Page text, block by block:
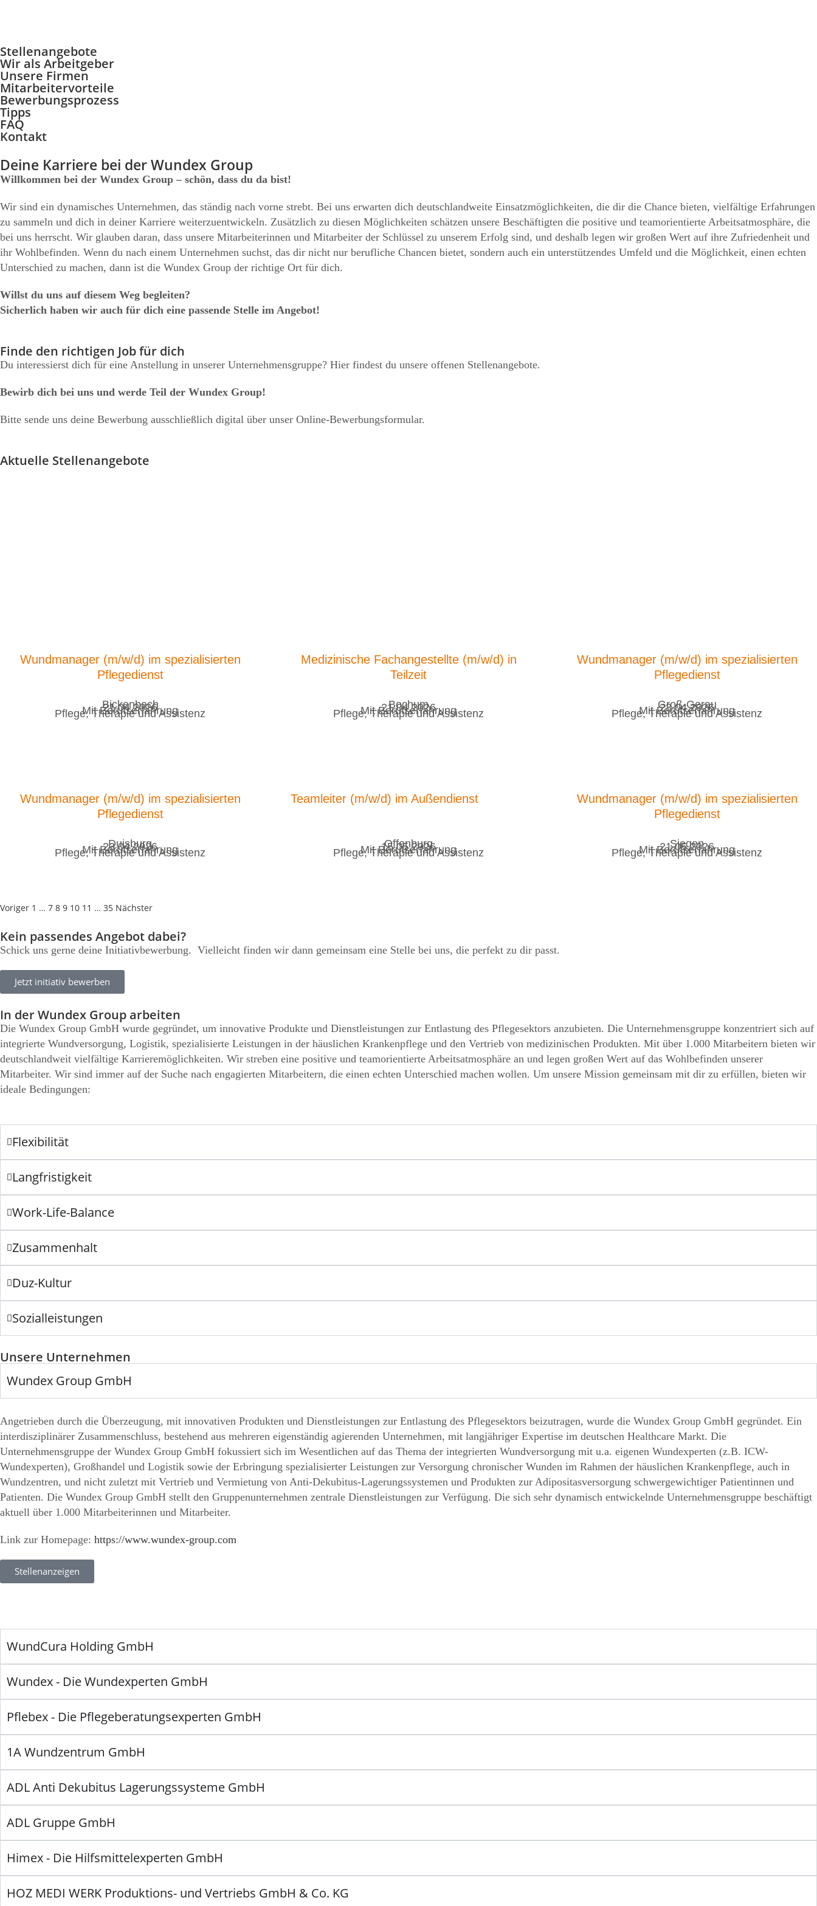
Stellenangebote
Wir als Arbeitgeber
Unsere Firmen
Mitarbeitervorteile
Bewerbungsprozess
Tipps
FAQ
Kontakt
Deine Karriere bei der Wundex Group
Willkommen bei der Wundex Group – schön, dass du da bist!
Wir sind ein dynamisches Unternehmen, das ständig nach vorne strebt. Bei uns erwarten dich deutschlandweite Einsatzmöglichkeiten, die dir die Chance bieten, vielfältige Erfahrungen
zu sammeln und dich in deiner Karriere weiterzuentwickeln. Zusätzlich zu diesen Möglichkeiten schätzen unsere Beschäftigten die positive und teamorientierte Arbeitsatmosphäre, die
bei uns herrscht. Wir glauben daran, dass unsere Mitarbeiterinnen und Mitarbeiter der Schlüssel zu unserem Erfolg sind, und deshalb legen wir großen Wert auf ihre Zufriedenheit und
ihr Wohlbefinden. Wenn du nach einem Unternehmen suchst, das dir nicht nur berufliche Chancen bietet, sondern auch ein unterstützendes Umfeld und die Möglichkeit, einen echten
Unterschied zu machen, dann ist die Wundex Group der richtige Ort für dich.
Willst du uns auf diesem Weg begleiten?
Sicherlich haben wir auch für dich eine passende Stelle im Angebot!
Finde den richtigen Job für dich
Du interessierst dich für eine Anstellung in unserer Unternehmensgruppe? Hier findest du unsere offenen Stellenangebote.
Bewirb dich bei uns und werde Teil der Wundex Group!
Bitte sende uns deine Bewerbung ausschließlich digital über unser Online-Bewerbungsformular.
Aktuelle Stellenangebote
Wundmanager (m/w/d) im spezialisierten
Pflegedienst
Bickenbach
21.04.2026
Mit Berufserfahrung
Pflege, Therapie und Assistenz
Medizinische Fachangestellte (m/w/d) in
Teilzeit
Bochum
21.04.2026
Mit Berufserfahrung
Pflege, Therapie und Assistenz
Wundmanager (m/w/d) im spezialisierten
Pflegedienst
Groß-Gerau
23.04.2026
Mit Berufserfahrung
Pflege, Therapie und Assistenz
Wundmanager (m/w/d) im spezialisierten
Pflegedienst
Duisburg
23.04.2026
Mit Berufserfahrung
Pflege, Therapie und Assistenz
Teamleiter (m/w/d) im Außendienst
Offenburg
15.05.2026
Mit Berufserfahrung
Pflege, Therapie und Assistenz
Wundmanager (m/w/d) im spezialisierten
Pflegedienst
Siegen
21.05.2026
Mit Berufserfahrung
Pflege, Therapie und Assistenz
Voriger 1 … 7 8 9 10 11 … 35 Nächster
Kein passendes Angebot dabei?
Schick uns gerne deine Initiativbewerbung. Vielleicht finden wir dann gemeinsam eine Stelle bei uns, die perfekt zu dir passt.
Jetzt initiativ bewerben
In der Wundex Group arbeiten
Die Wundex Group GmbH wurde gegründet, um innovative Produkte und Dienstleistungen zur Entlastung des Pflegesektors anzubieten. Die Unternehmensgruppe konzentriert sich auf
integrierte Wundversorgung, Logistik, spezialisierte Leistungen in der häuslichen Krankenpflege und den Vertrieb von medizinischen Produkten. Mit über 1.000 Mitarbeitern bieten wir
deutschlandweit vielfältige Karrieremöglichkeiten. Wir streben eine positive und teamorientierte Arbeitsatmosphäre an und legen großen Wert auf das Wohlbefinden unserer
Mitarbeiter. Wir sind immer auf der Suche nach engagierten Mitarbeitern, die einen echten Unterschied machen wollen. Um unsere Mission gemeinsam mit dir zu erfüllen, bieten wir
ideale Bedingungen:
Flexibilität
Langfristigkeit
Work-Life-Balance
Zusammenhalt
Duz-Kultur
Sozialleistungen
Unsere Unternehmen
Wundex Group GmbH
Angetrieben durch die Überzeugung, mit innovativen Produkten und Dienstleistungen zur Entlastung des Pflegesektors beizutragen, wurde die Wundex Group GmbH gegründet. Ein
interdisziplinärer Zusammenschluss, bestehend aus mehreren eigenständig agierenden Unternehmen, mit langjähriger Expertise im deutschen Healthcare Markt. Die
Unternehmensgruppe der Wundex Group GmbH fokussiert sich im Wesentlichen auf das Thema der integrierten Wundversorgung mit u.a. eigenen Wundexperten (z.B. ICW-
Wundexperten), Großhandel und Logistik sowie der Erbringung spezialisierter Leistungen zur Versorgung chronischer Wunden im Rahmen der häuslichen Krankenpflege, auch in
Wundzentren, und nicht zuletzt mit Vertrieb und Vermietung von Anti-Dekubitus-Lagerungssystemen und Produkten zur Adipositasversorgung schwergewichtiger Patientinnen und
Patienten. Die Wundex Group GmbH stellt den Gruppenunternehmen zentrale Dienstleistungen zur Verfügung. Die sich sehr dynamisch entwickelnde Unternehmensgruppe beschäftigt
aktuell über 1.000 Mitarbeiterinnen und Mitarbeiter.
Link zur Homepage: https://www.wundex-group.com
Stellenanzeigen
WundCura Holding GmbH
Wundex - Die Wundexperten GmbH
Pflebex - Die Pflegeberatungsexperten GmbH
1A Wundzentrum GmbH
ADL Anti Dekubitus Lagerungssysteme GmbH
ADL Gruppe GmbH
Himex - Die Hilfsmittelexperten GmbH
HOZ MEDI WERK Produktions- und Vertriebs GmbH & Co. KG